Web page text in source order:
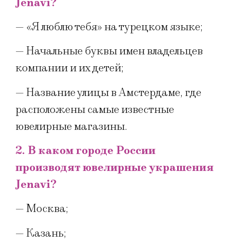
— «Я люблю тебя» на турецком языке;
— Начальные буквы имен владельцев
компании и их детей;
— Название улицы в Амстердаме, где
расположены самые известные
ювелирные магазины.
2. В каком городе России
производят ювелирные украшения
Jenavi?
— Москва;
— Казань;